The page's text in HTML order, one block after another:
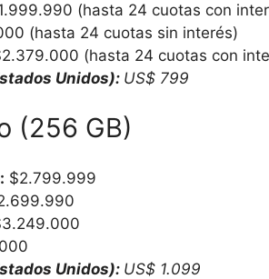
(hasta 24 cuotas con
(hasta 24 cuotas sin interés)
(hasta 24 cuotas con
Unidos): US$ 799
(256 GB)
$2.799.999
Unidos): US$ 1.099